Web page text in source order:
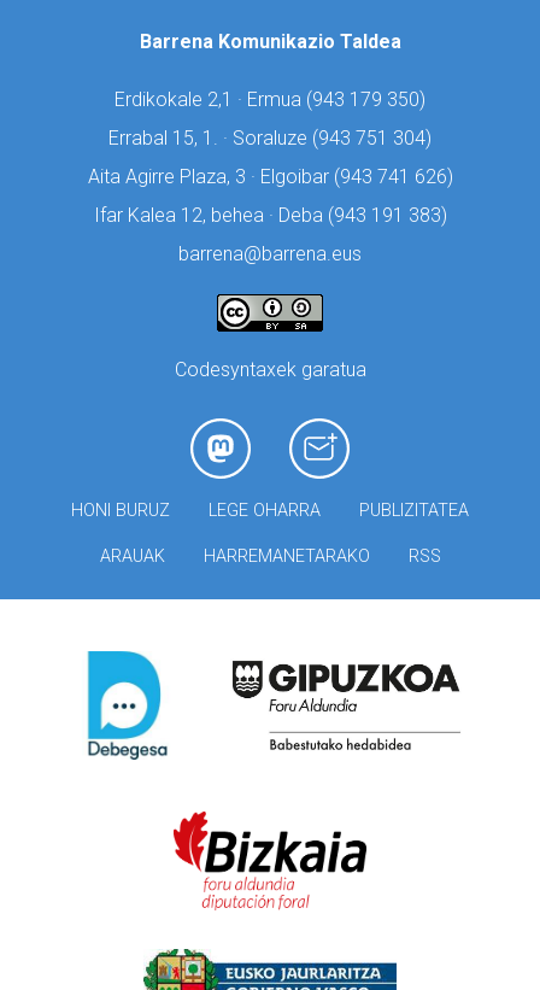
Barrena Komunikazio Taldea
Erdikokale 2,1 · Ermua (943 179 350)
Errabal 15, 1. · Soraluze (943 751 304)
Aita Agirre Plaza, 3 · Elgoibar (943 741 626)
Ifar Kalea 12, behea · Deba (943 191 383)
barrena@barrena.eus
Codesyntaxek garatua
HONI BURUZ LEGE OHARRA PUBLIZITATEA
ARAUAK HARREMANETARAKO RSS